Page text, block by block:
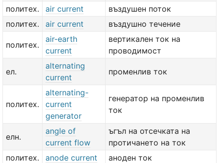
политех.
air current
въздушен поток
политех.
air current въздушно течение
политех.
air-earth
current
вертикален ток на
проводимост
ел.
alternating
current
променлив ток
политех.
alternating-
current
generator
генератор на променлив
ток
елн.
angle of
current flow
ъгъл на отсечката на
протичането на ток
политех.
anode current аноден ток